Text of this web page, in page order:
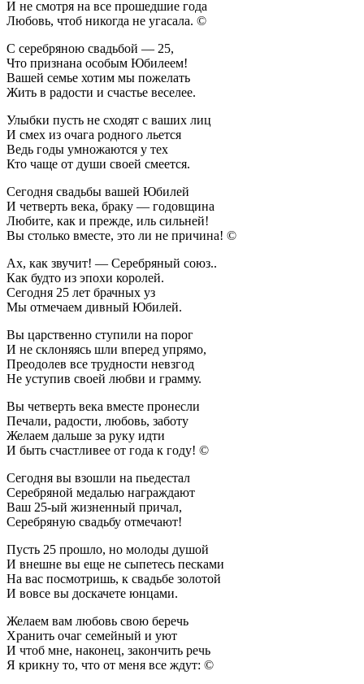
И не смотря на все прошедшие года
Любовь, чтоб никогда не угасала. ©
С серебряною свадьбой — 25,
Что признана особым Юбилеем!
Вашей семье хотим мы пожелать
Жить в радости и счастье веселее.
Улыбки пусть не сходят с ваших лиц
И смех из очага родного льется
Ведь годы умножаются у тех
Кто чаще от души своей смеется.
Сегодня свадьбы вашей Юбилей
И четверть века, браку — годовщина
Любите, как и прежде, иль сильней!
Вы столько вместе, это ли не причина! ©
Ах, как звучит! — Серебряный союз..
Как будто из эпохи королей.
Сегодня 25 лет брачных уз
Мы отмечаем дивный Юбилей.
Вы царственно ступили на порог
И не склоняясь шли вперед упрямо,
Преодолев все трудности невзгод
Не уступив своей любви и грамму.
Вы четверть века вместе пронесли
Печали, радости, любовь, заботу
Желаем дальше за руку идти
И быть счастливее от года к году! ©
Сегодня вы взошли на пьедестал
Серебряной медалью награждают
Ваш 25-ый жизненный причал,
Серебряную свадьбу отмечают!
Пусть 25 прошло, но молоды душой
И внешне вы еще не сыпетесь песками
На вас посмотришь, к свадьбе золотой
И вовсе вы доскачете юнцами.
Желаем вам любовь свою беречь
Хранить очаг семейный и уют
И чтоб мне, наконец, закончить речь
Я крикну то, что от меня все ждут: ©